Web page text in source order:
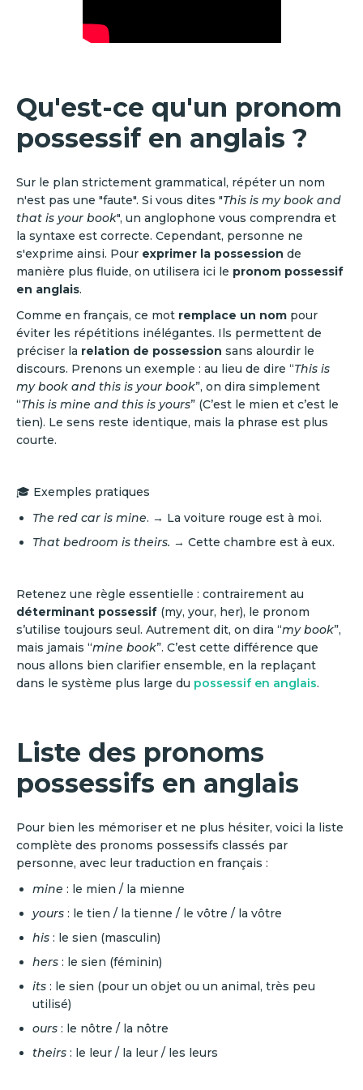
Qu'est-ce qu'un pronom
possessif en anglais ?
Sur le plan strictement grammatical, répéter un nom
n'est pas une "faute". Si vous dites "This is my book and
that is your book", un anglophone vous comprendra et
la syntaxe est correcte. Cependant, personne ne
s'exprime ainsi. Pour exprimer la possession de
manière plus fluide, on utilisera ici le pronom possessif
en anglais.
Comme en français, ce mot remplace un nom pour
éviter les répétitions inélégantes. Ils permettent de
préciser la relation de possession sans alourdir le
discours. Prenons un exemple : au lieu de dire “This is
my book and this is your book”, on dira simplement
“This is mine and this is yours” (C’est le mien et c’est le
tien). Le sens reste identique, mais la phrase est plus
courte.
🎓 Exemples pratiques
The red car is mine. → La voiture rouge est à moi.
That bedroom is theirs. → Cette chambre est à eux.
Retenez une règle essentielle : contrairement au
déterminant possessif (my, your, her), le pronom
s’utilise toujours seul. Autrement dit, on dira “my book”,
mais jamais “mine book”. C’est cette différence que
nous allons bien clarifier ensemble, en la replaçant
dans le système plus large du possessif en anglais.
Liste des pronoms
possessifs en anglais
Pour bien les mémoriser et ne plus hésiter, voici la liste
complète des pronoms possessifs classés par
personne, avec leur traduction en français :
mine : le mien / la mienne
yours : le tien / la tienne / le vôtre / la vôtre
his : le sien (masculin)
hers : le sien (féminin)
its : le sien (pour un objet ou un animal, très peu
utilisé)
ours : le nôtre / la nôtre
theirs : le leur / la leur / les leurs